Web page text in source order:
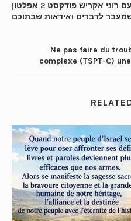
מבוא לפילוסופיה הכללית עם רוני אקריש פודקסט 2 אפלטון
Ne pas faire du
complexe (TSPT-C)